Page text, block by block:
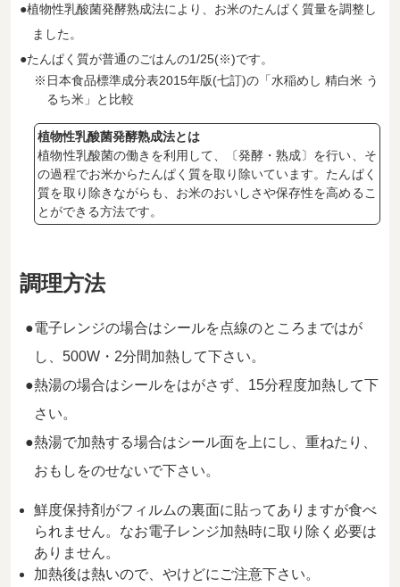
●植物性乳酸菌発酵熟成法により、お米のたんぱく質量を調整し
ました。
●たんぱく質が普通のごはんの1/25(※)です。
※日本食品標準成分表2015年版(七訂)の「水稲めし 精白米 う
るち米」と比較
植物性乳酸菌発酵熟成法とは
植物性乳酸菌の働きを利用して、〔発酵・熟成〕を行い、そ
の過程でお米からたんぱく質を取り除いています。たんぱく
質を取り除きながらも、お米のおいしさや保存性を高めるこ
とができる方法です。
調理方法
電子レンジの場合はシールを点線のところまではが
し、500W・2分間加熱して下さい。
熱湯の場合はシールをはがさず、15分程度加熱して下
さい。
熱湯で加熱する場合はシール面を上にし、重ねたり、
おもしをのせないで下さい。
鮮度保持剤がフィルムの裏面に貼ってありますが食べ
られません。なお電子レンジ加熱時に取り除く必要は
ありません。
加熱後は熱いので、やけどにご注意下さい。